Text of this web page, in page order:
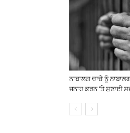
ਨਾਬਾਲਗ ਚਾਚੇ ਨੂੰ
ਜਨਾਹ ਕਰਨ ‘ਤੇ ਸੁਣਾਈ